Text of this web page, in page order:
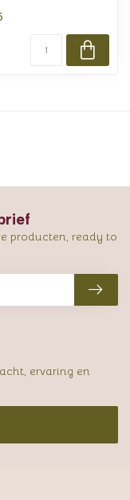
ervaring en
producten, ready to